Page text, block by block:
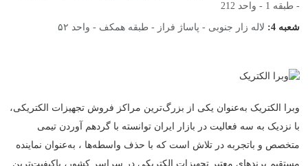
- طبقه 1 - واحد 212
شعبه 4: لاله زار جنوبی - پاساژ فراز - طبقه همکف - واحد ۵۲
وبرا الکتریک به‌عنوان یکی از بزرگ‌ترین مراکز فروش تجهیزات الکتریکی،
با نزدیک به سه فعالیت در بازار ایران توانسته با گردهم‌ آوردن تیمی
متخصص و باتجربه در تلاش است که با حذف واسطه‌ها ، به‌عنوان نماینده
مستقیم برندهای معتبر تجهیزات الکتریکی در سراسر کشور، باکیفیت‌ترین